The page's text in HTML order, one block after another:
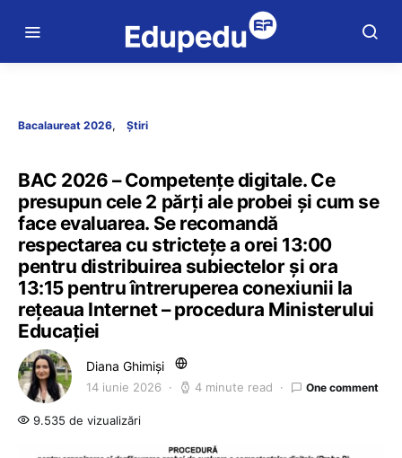
Bacalaureat 2026 Știri
BAC 2026 – Competențe digitale. Ce
presupun cele 2 părți ale probei și cum se
face evaluarea. Se recomandă
respectarea cu strictețe a orei 13:00
pentru distribuirea subiectelor şi ora
13:15 pentru întreruperea conexiunii la
rețeaua Internet – procedura Ministerului
Educației
Diana Ghimiși
14 iunie 2026 4 minute read One comment
9.535 de vizualizări